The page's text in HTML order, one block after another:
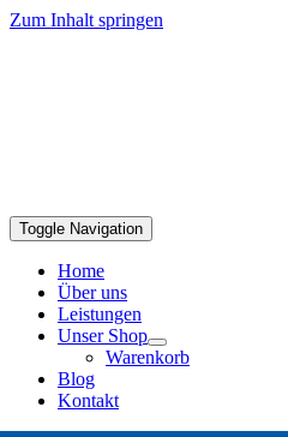
Zum Inhalt springen
Toggle Navigation
Home
Über uns
Leistungen
Unser Shop
Warenkorb
Blog
Kontakt